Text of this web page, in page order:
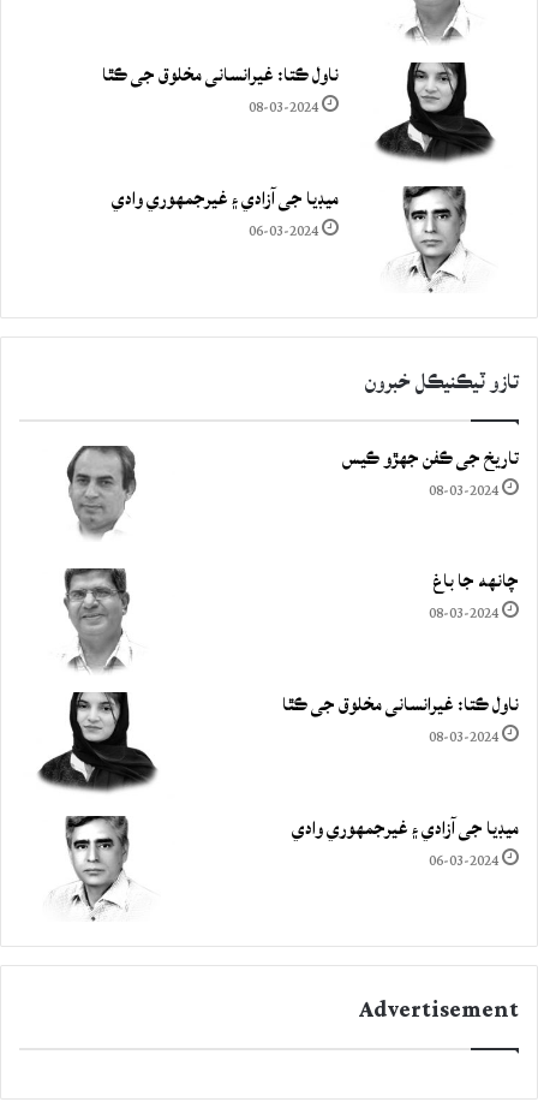
ناول ڪتا: غيرانساني مخلوق جي ڪٿا
08-03-2024
ميڊيا جي آزادي ۽ غيرجمھوري وادي
06-03-2024
تازو ٽيڪنيڪل خبرون
تاريخ جي ڪفن جھڙو ڪيس
08-03-2024
چانهه جا باغ
08-03-2024
ناول ڪتا: غيرانساني مخلوق جي ڪٿا
08-03-2024
ميڊيا جي آزادي ۽ غيرجمھوري وادي
06-03-2024
Advertisement